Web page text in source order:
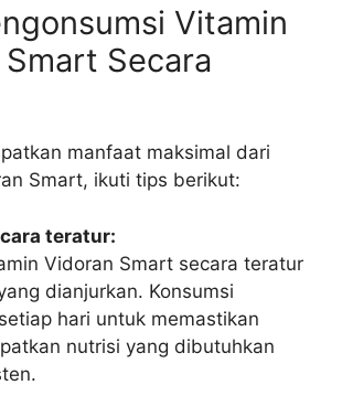
Vitamin
Secara
manfaat maksimal dari
Smart, ikuti tips berikut:
teratur:
Vidoran Smart secara teratur
dianjurkan. Konsumsi
hari untuk memastikan
nutrisi yang dibutuhkan